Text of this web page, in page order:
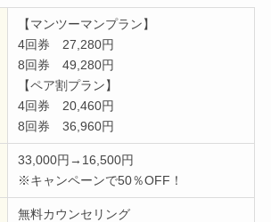
【マンツーマンプラン】
4回券 27,280円
8回券 49,280円
【ペア割プラン】
4回券 20,460円
8回券 36,960円
33,000円→16,500円
※キャンペーンで50％OFF！
無料カウンセリング